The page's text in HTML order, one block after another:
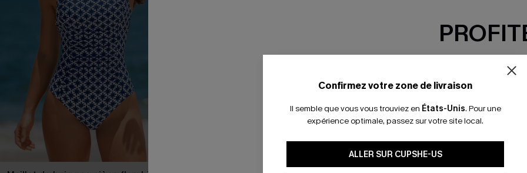
Confirmez votre zone de livraison
Il semble que vous vous trouviez en États-Unis. Pour une
expérience optimale, passez sur votre site local.
ALLER SUR CUPSHE-US
-15% dès 2
*Un code par
En soumettant votre adresse
mails marketing (y compris
reconnaissez avoir pris